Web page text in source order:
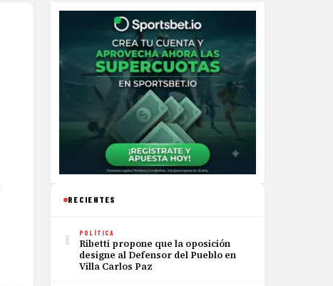
RECIENTES
1 POLÍTICA
Ribetti propone que la oposición
designe al Defensor del Pueblo en
Villa Carlos Paz